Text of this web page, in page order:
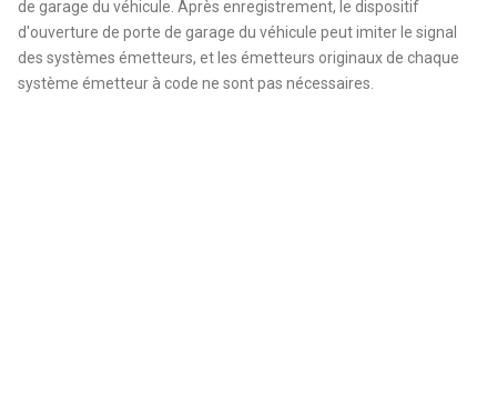
de garage du véhicule. Après enregistrement, le dispositif
d'ouverture de porte de garage du véhicule peut imiter le signal
des systèmes émetteurs, et les émetteurs originaux de chaque
système émetteur à code ne sont pas nécessaires.